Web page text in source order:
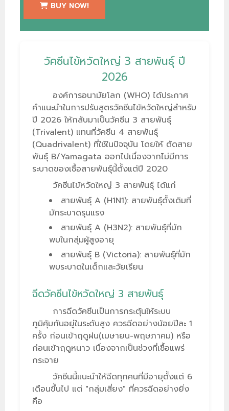
BUY NOW!
วัคซีนไข้หวัดใหญ่ 3 สายพันธุ์ ปี
2026
องค์การอนามัยโลก (WHO) ได้ประกาศ
คำแนะนำในการปรับสูตรวัคซีนไข้หวัดใหญ่สำหรับ
ปี 2026 ให้กลับมาเป็นวัคซีน 3 สายพันธุ์
(Trivalent) แทนที่วัคซีน 4 สายพันธุ์
(Quadrivalent) ที่ใช้ในปัจจุบัน โดยให้ ตัดสาย
พันธุ์ B/Yamagata ออกไปเนื่องจากไม่มีการ
ระบาดของเชื้อสายพันธุ์นี้ตั้งแต่ปี 2020
วัคซีนไข้หวัดใหญ่ 3 สายพันธุ์ ได้แก่
สายพันธุ์ A (H1N1): สายพันธุ์ดั้งเดิมที่
มักระบาดรุนแรง
สายพันธุ์ A (H3N2): สายพันธุ์ที่มัก
พบในกลุ่มผู้สูงอายุ
สายพันธุ์ B (Victoria): สายพันธุ์ที่มัก
พบระบาดในเด็กและวัยเรียน
ฉีดวัคซีนไข้หวัดใหญ่ 3 สายพันธุ์
การฉีดวัคซีนเป็นการกระตุ้นให้ระบบ
ภูมิคุ้มกันอยู่ในระดับสูง ควรฉีดอย่างน้อยปีละ 1
ครั้ง ก่อนเข้าฤดูฝน(เมษายน-พฤษภาคม) หรือ
ก่อนเข้าฤดูหนาว เนื่องจากเป็นช่วงที่เชื้อแพร่
กระจาย
วัคซีนนี้แนะนำให้ฉีดทุกคนที่มีอายุตั้งแต่ 6
เดือนขึ้นไป แต่ "กลุ่มเสี่ยง" ที่ควรฉีดอย่างยิ่ง
คือ